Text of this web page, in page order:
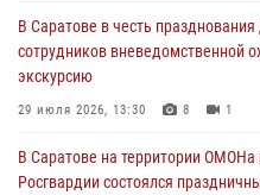
В Саратове в честь
сотрудников вневедомственной
экскурсию
29 июля 2026, 13:30 8 1
В Саратове на территории ОМОНа
Росгвардии состоялся